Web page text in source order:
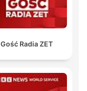
Gość Radia ZET